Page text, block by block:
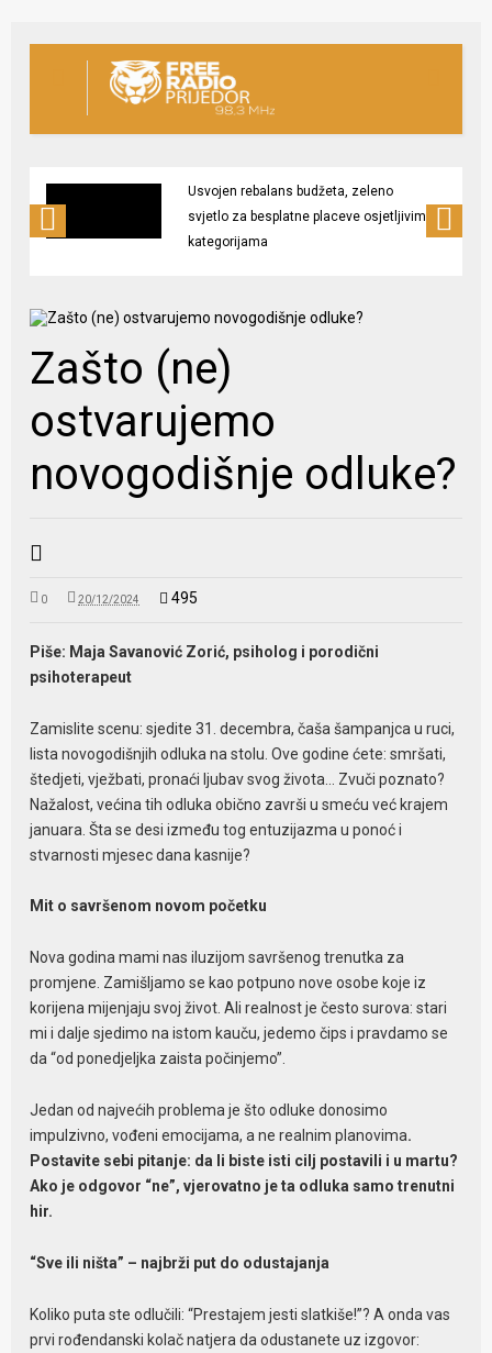
Usvojen rebalans budžeta, zeleno
svjetlo za besplatne placeve osjetljivim
kategorijama
Zašto (ne)
ostvarujemo
novogodišnje odluke?
0 20/12/2024 495
Piše: Maja Savanović Zorić, psiholog i porodični
psihoterapeut
Zamislite scenu: sjedite 31. decembra, čaša šampanjca u ruci,
lista novogodišnjih odluka na stolu. Ove godine ćete: smršati,
štedjeti, vježbati, pronaći ljubav svog života… Zvuči poznato?
Nažalost, većina tih odluka obično završi u smeću već krajem
januara. Šta se desi između tog entuzijazma u ponoć i
stvarnosti mjesec dana kasnije?
Mit o savršenom novom početku
Nova godina mami nas iluzijom savršenog trenutka za
promjene. Zamišljamo se kao potpuno nove osobe koje iz
korijena mijenjaju svoj život. Ali realnost je često surova: stari
mi i dalje sjedimo na istom kauču, jedemo čips i pravdamo se
da “od ponedjeljka zaista počinjemo”.
Jedan od najvećih problema je što odluke donosimo
impulzivno, vođeni emocijama, a ne realnim planovima.
Postavite sebi pitanje: da li biste isti cilj postavili i u martu?
Ako je odgovor “ne”, vjerovatno je ta odluka samo trenutni
hir.
“Sve ili ništa” – najbrži put do odustajanja
Koliko puta ste odlučili: “Prestajem jesti slatkiše!”? A onda vas
prvi rođendanski kolač natjera da odustanete uz izgovor: